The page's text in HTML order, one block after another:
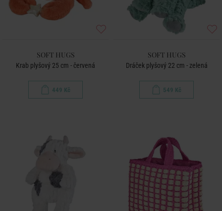
SOFT HUGS
Krab plyšový 25 cm - červená
449 Kč
SOFT HUGS
Dráček plyšový 22 cm - zelená
549 Kč